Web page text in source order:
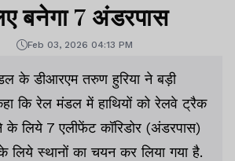
बनेगा 7 अंडरपास
Feb 03, 2026 04:13 PM
के डीआरएम तरुण हुरिया ने बड़ी
कि रेल मंडल में हाथियों को रेलवे ट्रैक
के लिये 7 एलीफेंट कॉरिडोर (अंडरपास)
लिये स्थानों का चयन कर लिया गया है.